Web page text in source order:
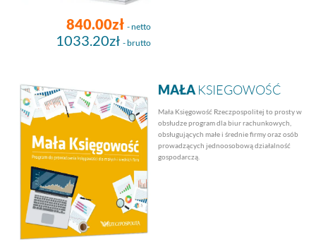
840.00zł - netto
1033.20zł - brutto
MAŁA KSIEGOWOŚĆ
Mała Księgowość Rzeczpospolitej to prosty w
obsłudze program dla biur rachunkowych,
obsługujących małe i średnie firmy oraz osób
prowadzących jednoosobową działalność
gospodarczą.